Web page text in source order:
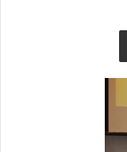
مشاركة عبر البريد